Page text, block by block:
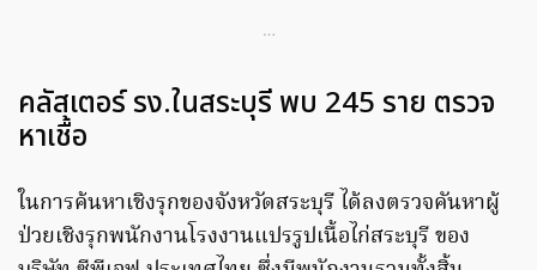
…
คลัสเตอร์ รง.ในสระบุรี พบ 245 ราย ตรวจ
หาเชื้อ
ในการค้นหาเชิงรุกของจังหวัดสระบุรี ได้ลงตรวจคันหาผู้
ป่วยเชิงรุกพนักงานโรงงานแปรรูปเนื้อไก่สระบุรี ของ